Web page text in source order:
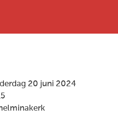
20 juni 2024